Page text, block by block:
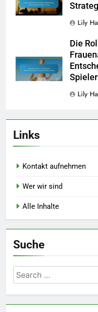
Lily
Die
Lily
Links
Kontakt aufnehmen
Wer wir sind
Alle Inhalte
Suche
Search
for: